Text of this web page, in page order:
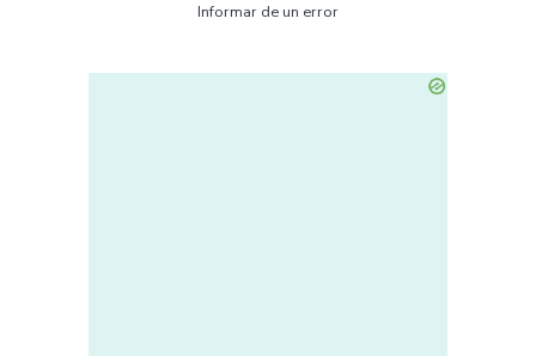
Informar de un error